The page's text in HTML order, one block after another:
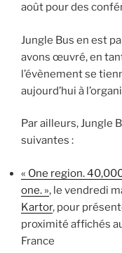
août pour des
Jungle Bus en est
avons œuvré, en
l’évènement se
aujourd’hui à
Par ailleurs, Jungle
suivantes :
« One region.
one. », le vendredi
Kartor, pour
proximité affichés
France